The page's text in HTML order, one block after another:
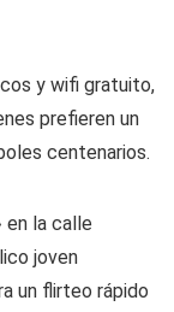
y wifi gratuito,
prefieren un
centenarios.
en la calle
joven
un flirteo rápido